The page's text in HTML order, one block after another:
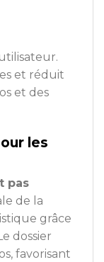
et réduit
et des
les
pas
de la
grâce
dossier
favorisant